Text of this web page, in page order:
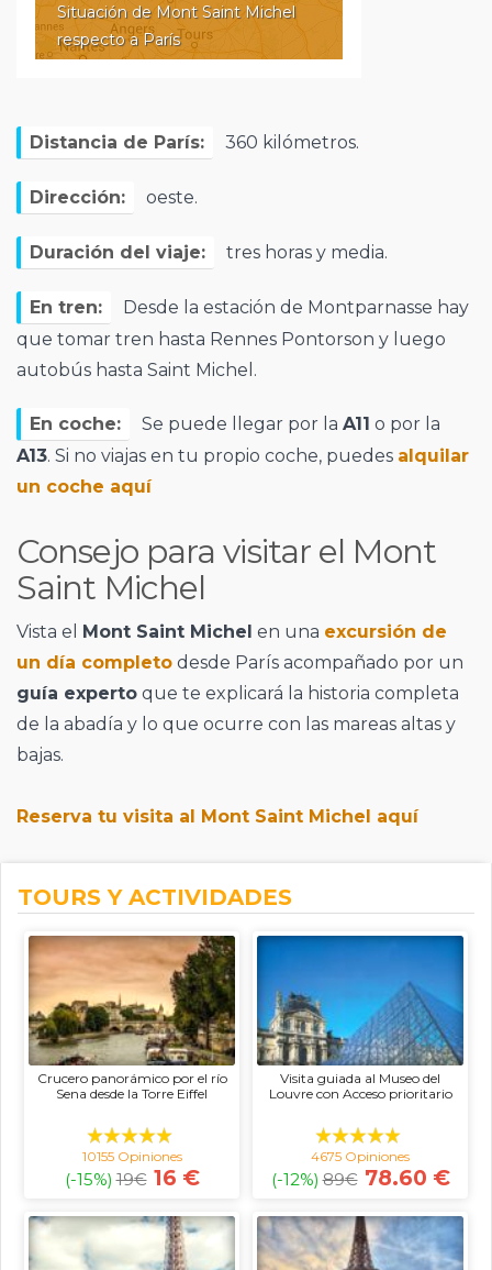
Situación de Mont Saint Michel
respecto a París
Distancia de París: 360 kilómetros.
Dirección: oeste.
Duración del viaje: tres horas y media.
En tren:
Desde la estación de Montparnasse hay
que tomar tren hasta Rennes Pontorson y luego
autobús hasta Saint Michel.
En coche: Se puede llegar por la A11 o por la
A13. Si no viajas en tu propio coche, puedes alquilar
un coche aquí
Consejo para visitar el Mont
Saint Michel
Vista el Mont Saint Michel en una excursión de
un día completo desde París acompañado por un
guía experto que te explicará la historia completa
de la abadía y lo que ocurre con las mareas altas y
bajas.
Reserva tu visita al Mont Saint Michel aquí
TOURS Y ACTIVIDADES
Crucero panorámico por el río
Sena desde la Torre Eiffel
10155 Opiniones
(-15%) 19€ 16 €
Visita guiada al Museo del
Louvre con Acceso prioritario
4675 Opiniones
(-12%) 89€ 78.60 €